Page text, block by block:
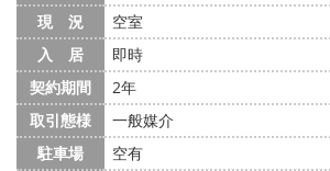
現 況
空室
入 居
即時
契約期間
2年
取引態様
一般媒介
駐車場
空有